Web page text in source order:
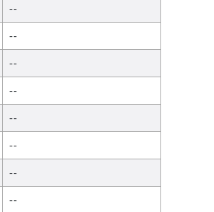
--
--
--
--
--
--
--
--